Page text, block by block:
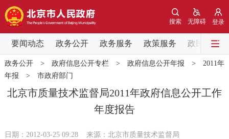
登录
无障碍
搜索
要闻动态 政务公开 政务服务 政策服务 政民互动
要闻动态
党中央精神 国务院信息 中央部委动态
北京要闻 会议信息 部门动态
政务公开> 政府信息公开专栏> 政府信息公开年报 > 2011年
年报 > 市政府部门
北京市质量技术监督局2011年政府信息公开工作
年度报告
日期：2012-03-25 09:28 来源：北京市质量技术监督局